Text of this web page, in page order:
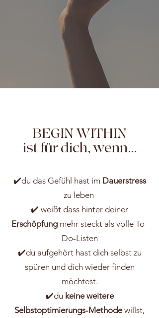
BEGIN WITHIN
ist für dich, wenn...
✔️du das Gefühl hast im Dauerstress
zu leben
✔️ weißt dass hinter deiner
Erschöpfung mehr steckt als volle To-
Do-Listen
✔️du aufgehört hast dich selbst zu
spüren und dich wieder finden
möchtest.
✔️du keine weitere
Selbstoptimierungs-Methodewillst,